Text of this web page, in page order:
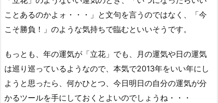
ことあるのかよォ・・・」と文句を言うのではなく、「今
こそ勝負！」のような気持ちで臨むといいそうです。
もっとも、年の運気が「立花」でも、月の運気や日の運気
は巡り巡っているようなので、本気で2013年をいい年にし
ようと思ったら、何かひとつ、今日明日の自分の運気が分
かるツールを手にしておくとよいのでしょうね・・・